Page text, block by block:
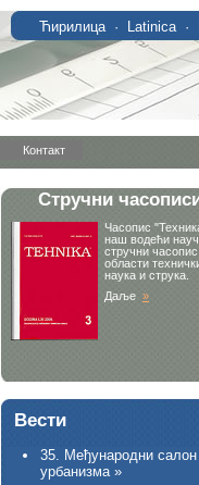
Ћирилица· Latinica·
Контакт
Вести
35. Међународни салон
урбанизма »